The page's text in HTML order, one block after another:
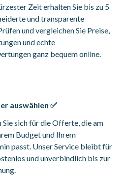
Zeit erhalten Sie bis zu 5
und transparente
und vergleichen Sie Preise,
und echte
ganz bequem online.
auswählen ✅
Sie sich für die Offerte, die am
Budget und Ihrem
passt. Unser Service bleibt für
und unverbindlich bis zur